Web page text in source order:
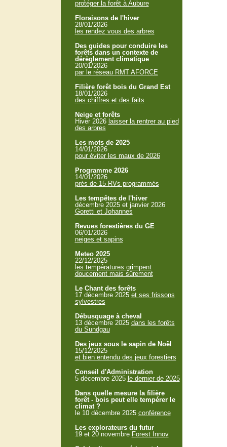
protéger la forêt à Aubure
Floraisons de l'hiver
28/01/2026
les rendez vous des arbres
Des guides pour conduire les
forêts dans un contexte de
dérèglement climatique
20/01/2026
par le réseau RMT AFORCE
Filière forêt bois du Grand Est
18/01/2026
des chiffres et des faits
Neige et forêts
Hiver 2026 laisser la rentrer au pied
des arbres
Les mots de 2025
14/01/2026
pour éviter les maux de 2026
Programme 2026
14/01/2026
près de 15 RVs programmés
Les tempêtes de l'hiver
décembre 2025 et janvier 2026
Goretti et Johannes
Revues forestières du GE
06/01/2026
neiges et sapins
Meteo 2025
22/12/2025
les températures grimpent
doucement mais sûrement
Le Chant des forêts
17 décembre 2025 et ses frissons
sylvestres
Débusquage à cheval
13 décembre 2025 dans les forêts
du Sundgau
Des jeux sous le sapin de Noël
15/12/2025
et bien entendu des jeux forestiers
Conseil d'Administration
5 décembre 2025 le dernier de 2025
Dans quelle mesure la filière
forêt - bois peut elle tempérer le
climat ?
le 10 décembre 2025 conférence
Les explorateurs du futur
19 et 20 novembre Forest Innov